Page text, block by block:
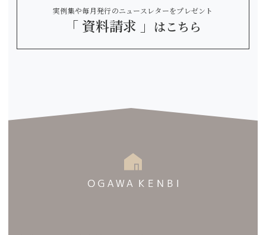
実例集や毎月発行のニュースレターをプレゼント
「 資料請求 」 はこちら